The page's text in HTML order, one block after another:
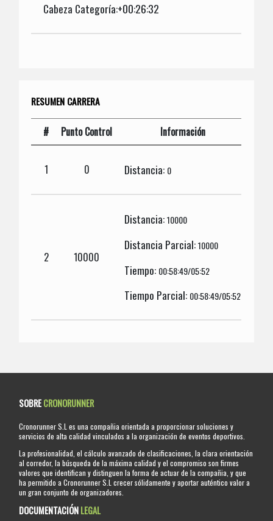
Cabeza Categoría:+00:26:32
RESUMEN CARRERA
# Punto Control Información
1 0 Distancia: 0
2 10000
Distancia:10000
Distancia Parcial:10000
Tiempo: 00:58:49/05:52
Tiempo Parcial: 00:58:49/05:52
SOBRECRONORUNNER
Cronorunner S.L es una compañia orientada a proporcionar soluciones y
servicios de alta calidad vinculados a la organización de eventos deportivos.
La profesionalidad, el cálculo avanzado de clasificaciones, la clara orientación
al corredor, la búsqueda de la máxima calidad y el compromiso son firmes
valores que identifican y distinguen la forma de actuar de la compañia, y que
ha permitido a Cronorunner S.L crecer sólidamente y aportar auténtico valor a
un gran conjunto de organizadores.
DOCUMENTACIÓNLEGAL